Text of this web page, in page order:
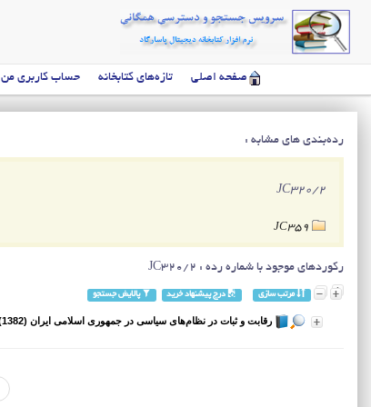
صفحه اصلی تازه‌های کتابخانه حساب کاربری من
رده‌بندی های مشابه :
JC320/2
رکوردهای موجود با شماره رده : JC320/2
مرتب سازی درج پیشنهاد خرید پالایش جستجو
رقابت و ثبات در نظام‌های سیاسی در جمهوری اسلامی ایران (1382)